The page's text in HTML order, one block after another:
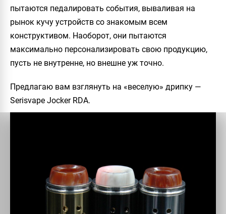
пытаются педалировать события, вываливая на
рынок кучу устройств со знакомым всем
конструктивом. Наоборот, они пытаются
максимально персонализировать свою продукцию,
пусть не внутренне, но внешне уж точно.
Предлагаю вам взглянуть на «веселую» дрипку —
Serisvape Jocker RDA.